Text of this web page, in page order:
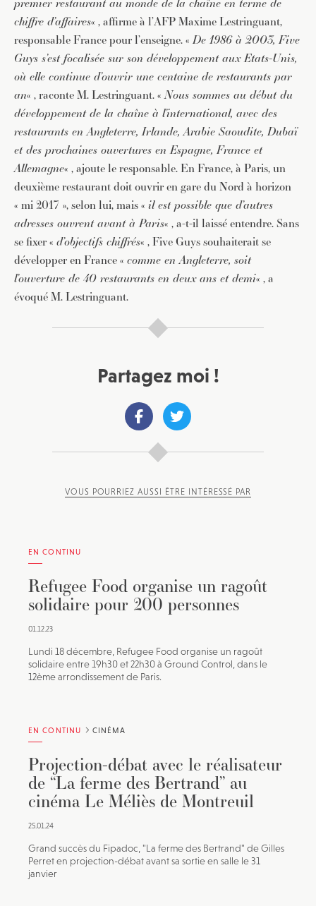
chiffre d’affaires« , affirme à l’AFP Maxime Lestringuant,
responsable France pour l’enseigne. «De 1986 à 2003, Five
Guys s’est focalisée sur son développement aux Etats-Unis,
où elle continue d’ouvrir une centaine de restaurants par
an« , raconte M. Lestringuant. «Nous sommes au début du
développement de la chaîne à l’international, avec des
restaurants en Angleterre, Irlande, Arabie Saoudite, Dubaï
et des prochaines ouvertures en Espagne, France et
Allemagne« , ajoute le responsable. En France, à Paris, un
deuxième restaurant doit ouvrir en gare du Nord à horizon
« mi 2017 », selon lui, mais « il est possible que d’autres
adresses ouvrent avant à Paris« , a-t-il laissé entendre. Sans
se fixer « d’objectifs chiffrés« , Five Guys souhaiterait se
développer en France « comme en Angleterre, soit
l’ouverture de 40 restaurants en deux ans et demi« , a
évoqué M. Lestringuant.
Partagez moi !
VOUS POURRIEZ AUSSI ÊTRE INTÉRESSÉ PAR
EN CONTINU
Refugee Food organise un ragoût
solidaire pour 200 personnes
01.12.23
Lundi 18 décembre, Refugee Food organise un ragoût
solidaire entre 19h30 et 22h30 à Ground Control, dans le
12ème arrondissement de Paris.
EN CONTINU CINÉMA
Projection-débat avec le réalisateur
de “La ferme des Bertrand” au
cinéma Le Méliès de Montreuil
25.01.24
Grand succès du Fipadoc, "La ferme des Bertrand" de Gilles
Perret en projection-débat avant sa sortie en salle le 31
janvier